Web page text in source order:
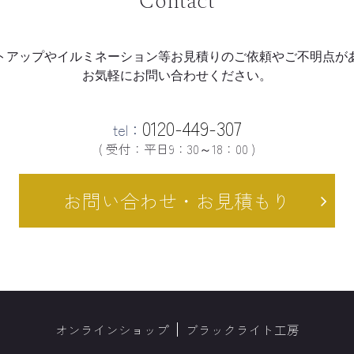
アップやイルミネーション等お見積りのご依頼やご不明点が
お気軽にお問い合わせください。
tel： 0120-449-307
( 受付：平日9：30～18：00 )
お問い合わせ・お見積もり
オンラインショップ ブラックライト工房